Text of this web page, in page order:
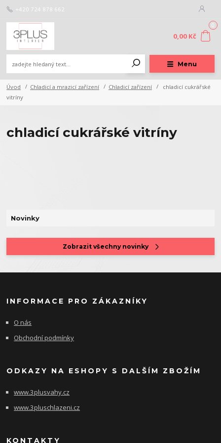
Menu
+420 724 878 662
0
0,00 Kč
Úvod Chladicí a mrazicí zařízení Chladicí zařízení
chladicí cukrářské
vitríny
chladicí cukrářské vitríny
Novinky
Zobrazit všechny novinky
INFORMACE PRO ZÁKAZNÍKY
O nás
Obchodní podmínky
ODKAZY NA ESHOPY S DALŠÍM ZBOŽÍM
www.3plusvahy.cz
www.3pluschlazeni.cz
KONTAKTY